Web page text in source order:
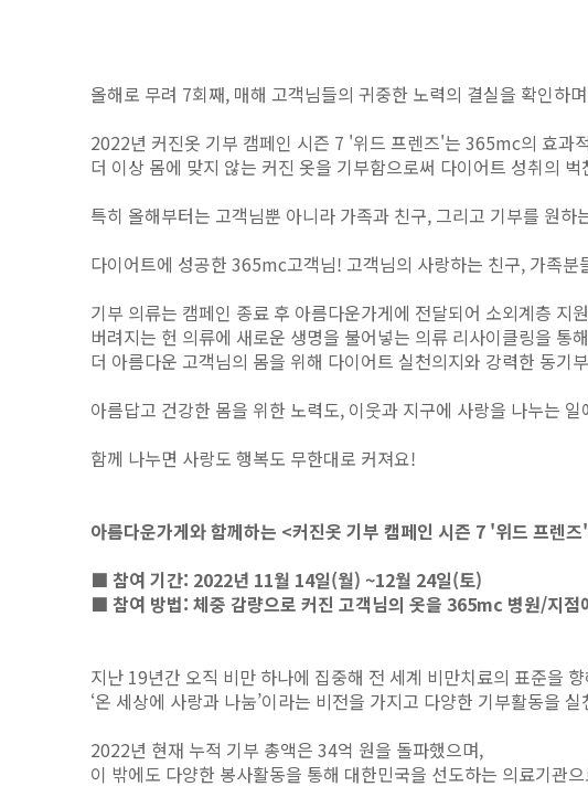
올해로 무려 7회째, 매해 고객님들의 귀중한 노력의 결실을 확인하
2022년 커진옷 기부 캠페인 시즌 7 '위드 프렌즈'는 365mc의 효과
더 이상 몸에 맞지 않는 커진 옷을 기부함으로써 다이어트 성취의
특히 올해부터는 고객님뿐 아니라 가족과 친구, 그리고 기부를 원
다이어트에 성공한 365mc고객님! 고객님의 사랑하는 친구, 가족
기부 의류는 캠페인 종료 후 아름다운가게에 전달되어 소외계층 지
버려지는 헌 의류에 새로운 생명을 불어넣는 의류 리사이클링을 통
더 아름다운 고객님의 몸을 위해 다이어트 실천의지와 강력한 동기
아름답고 건강한 몸을 위한 노력도, 이웃과 지구에 사랑을 나누는
함께 나누면 사랑도 행복도 무한대로 커져요!
아름다운가게와 함께하는 <커진옷 기부 캠페인 시즌 7 '위드 프렌
■ 참여 기간: 2022년 11월 14일(월) ~12월 24일(토)
■ 참여 방법: 체중 감량으로 커진 고객님의 옷을 365mc 병원/지점
지난 19년간 오직 비만 하나에 집중해 전 세계 비만치료의 표준을
‘온 세상에 사랑과 나눔’이라는 비전을 가지고 다양한 기부활동을
2022년 현재 누적 기부 총액은 34억 원을 돌파했으며,
이 밖에도 다양한 봉사활동을 통해 대한민국을 선도하는 의료기관